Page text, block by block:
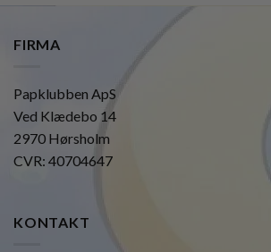
FIRMA
Papklubben ApS
Ved Klædebo 14
2970 Hørsholm
CVR: 40704647
KONTAKT